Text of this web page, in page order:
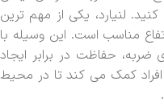
کنید. لنیارد، یکی از مهم ترین
مناسب است. این وسیله با
حفاظت در برابر ایجاد
افراد کمک می کند تا در محیط